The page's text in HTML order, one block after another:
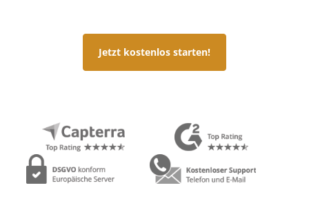
Jetzt kostenlos starten!